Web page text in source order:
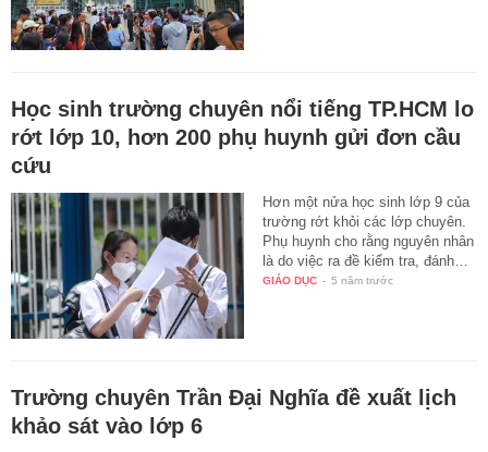
Học sinh trường chuyên nổi tiếng TP.HCM lo
rớt lớp 10, hơn 200 phụ huynh gửi đơn cầu
cứu
Hơn một nửa học sinh lớp 9 của
trường rớt khỏi các lớp chuyên.
Phụ huynh cho rằng nguyên nhân
là do việc ra đề kiểm tra, đánh…
GIÁO DỤC - 5 năm trước
Trường chuyên Trần Đại Nghĩa đề xuất lịch
khảo sát vào lớp 6